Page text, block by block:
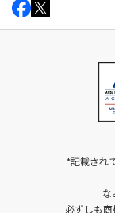
*記載され
な
必ずしも商